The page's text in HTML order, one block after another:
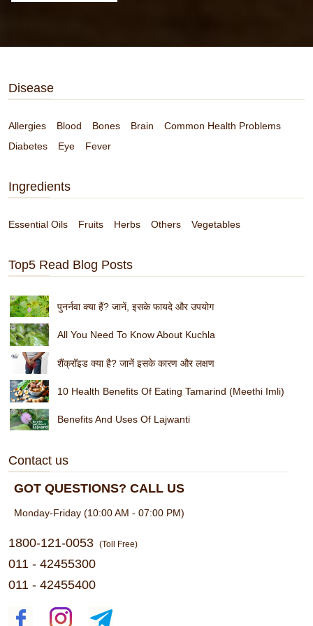
Disease
Allergies Blood Bones Brain
Common Health Problems
Diabetes
Eye Fever
Ingredients
Essential Oils Fruits Herbs Others Vegetables
Top5 Read Blog Posts
पुनर्नवा क्या हैं? जानें, इसके फायदे और उपयोग
All You Need To Know About Kuchla
शैंक्रॉइड क्या है? जानें इसके कारण और लक्षण
10 Health Benefits Of Eating Tamarind (Meethi Imli)
Benefits And Uses Of Lajwanti
Contact us
GOT QUESTIONS? CALL US
Monday-Friday (10:00 AM - 07:00 PM)
1800-121-0053 (Toll Free)
011 - 42455300
011 - 42455400